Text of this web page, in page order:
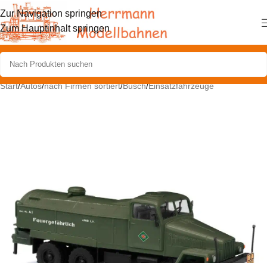
Zur Navigation springen
Zum Hauptinhalt springen
Start/Autos/nach Firmen sortiert/Busch/Einsatzfahrzeuge